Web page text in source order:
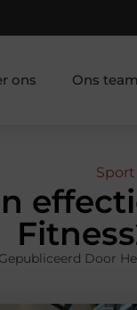
ons Ons team
Sport
Gepubliceerd Door